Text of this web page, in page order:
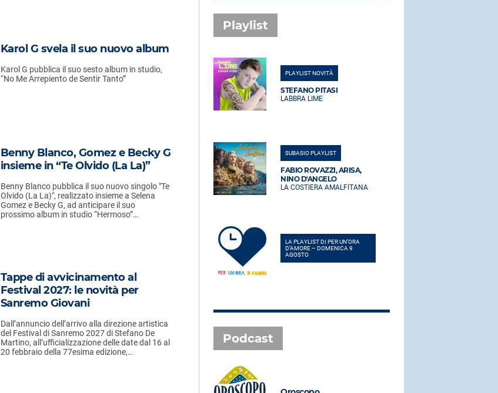
Karol G svela il suo nuovo album
Karol G pubblica il suo sesto album in studio,
“No Me Arrepiento de Sentir Tanto”
Benny Blanco, Gomez e Becky G
insieme in “Te Olvido (La La)”
Benny Blanco pubblica il suo nuovo singolo "Te
Olvido (La La)", realizzato insieme a Selena
Gomez e Becky G, ad anticipare il suo
prossimo album in studio “Hermoso”…
Tappe di avvicinamento al
Festival 2027: le novità per
Sanremo Giovani
Dall’annuncio dell’arrivo alla direzione artistica
del Festival di Sanremo 2027 di Stefano De
Martino, all’ufficializzazione delle date dal 16 al
20 febbraio della 77esima edizione,…
Playlist
PLAYLIST NOVITÀ
SUBASIO PLAYLIST
FABIO ROVAZZI, ARISA,
LA COSTIERA AMALFITANA
PLAYLIST NOVITÀ
STEFANO PITASI
LABBRA LIME
SUBASIO PLAYLIST
FABIO ROVAZZI, ARISA,
NINO D'ANGELO
LA COSTIERA AMALFITANA
LA PLAYLIST DI PER UN’ORA
D’AMORE – DOMENICA 9
AGOSTO
Podcast